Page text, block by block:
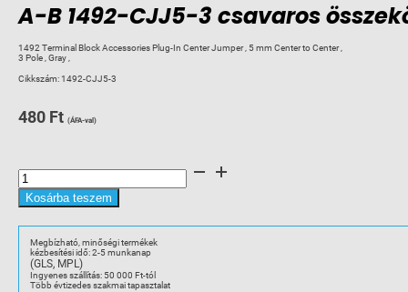
A-B 1492-CJJ5-3 csavaros
1492 Terminal Block Accessories Plug-In Center Jumper , 5 mm Center to Center ,
3 Pole , Gray ,
Cikkszám:1492-CJJ5-3
480 Ft (ÁFA-val)
1492-
CJJ5-
3
összekötő
hoz
mennyiség
Kosárba teszem
Megbízható, minőségi termékek
kézbesítési idő: 2-5 munkanap
(GLS, MPL)
Ingyenes szállítás: 50 000 Ft-tól
Több évtizedes szakmai tapasztalat